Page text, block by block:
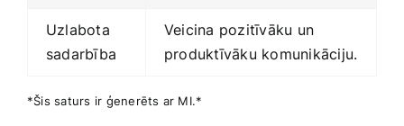
Uzlabota
sadarbība
Veicina pozitīvāku​ un ​
produktīvāku komunikāciju.
*Šis saturs ir ģenerēts ar MI.*